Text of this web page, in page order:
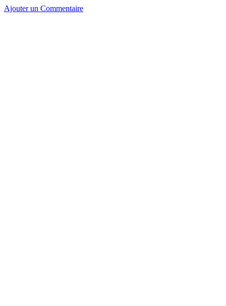
Ajouter un Commentaire